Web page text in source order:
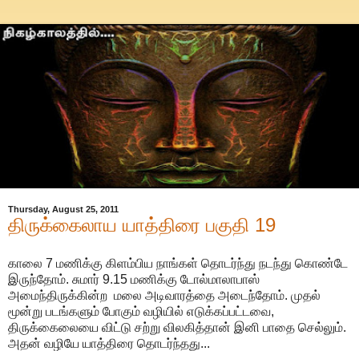
Thursday, August 25, 2011
திருக்கைலாய யாத்திரை பகுதி 19
காலை 7 மணிக்கு கிளம்பிய நாங்கள் தொடர்ந்து நடந்து கொண்டே
இருந்தோம். சுமார் 9.15 மணிக்கு டோல்மாலாபாஸ்
அமைந்திருக்கின்ற மலை அடிவாரத்தை அடைந்தோம். முதல்
மூன்று படங்களும் போகும் வழியில் எடுக்கப்பட்டவை,
திருக்கைலையை விட்டு சற்று விலகித்தான் இனி பாதை செல்லும்.
அதன் வழியே யாத்திரை தொடர்ந்தது...